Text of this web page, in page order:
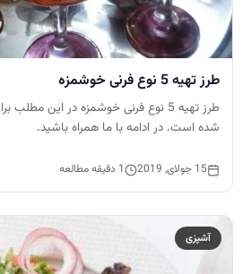
طرز تهیه 5 نوع فرنی خوشمزه
طرز تهیه 5 نوع فرنی خوشمزه در این
شده است. در ادامه با ما همراه باشید.
15 جولای, 2019 1 دقیقه مطالعه
آشپزی